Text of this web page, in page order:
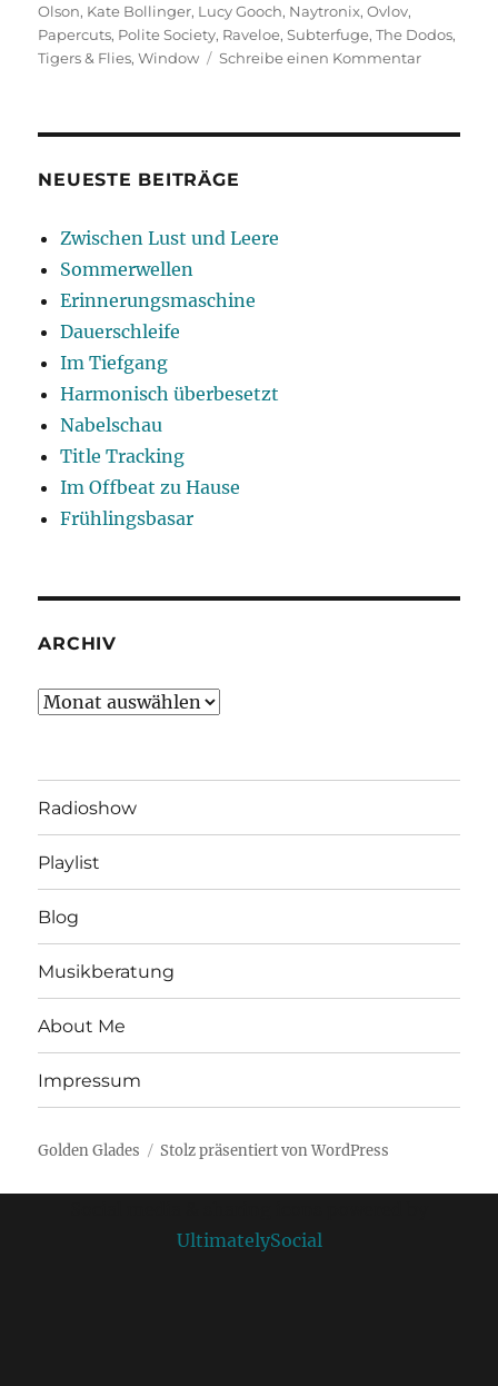
am
Olson, Kate Bollinger, Lucy Gooch, Naytronix,Ovlov,
Papercuts, Polite Society, Raveloe,Subterfuge,The Dodos,
Tigers & Flies,Window Schreibe einen Kommentarzu
NEUESTE BEITRÄGE
Zwischen Lust und Leere
Sommerwellen
Erinnerungsmaschine
Dauerschleife
Im Tiefgang
Harmonisch überbesetzt
Nabelschau
Title Tracking
Im Offbeat zu Hause
Frühlingsbasar
ARCHIV
Archiv
Radioshow
Playlist
Blog
Musikberatung
About Me
Impressum
Golden Glades Stolz präsentiert von WordPress
UltimatelySocial